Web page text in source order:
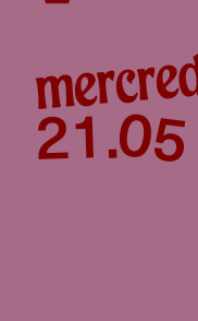
05
.
21